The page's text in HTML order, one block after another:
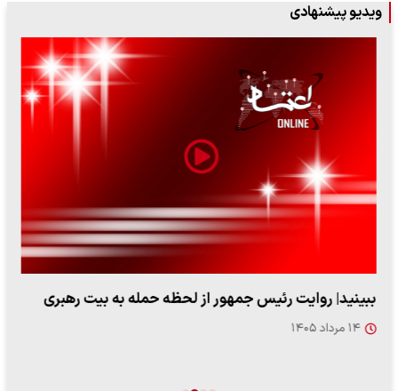
ویدیو پیشنهادی
ببینید| روایت رئیس جمهور از لحظه حمله به بیت رهبری
۱۴ مرداد ۱۴۰۵